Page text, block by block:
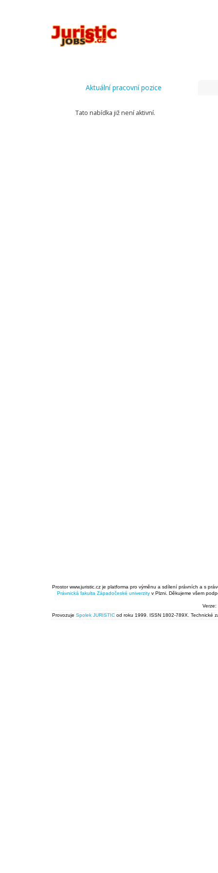
Aktuální pracovní pozice
Tato nabídka již není aktivní.
Prostor www.juristic.cz je platforma pro výměnu a sdílení právních a s
Právnická fakulta Západočeské univerzity v Plzni. Děkujeme všem
Verze:
Provozuje Spolek JURISTIC od roku 1999. ISSN 1802-789X. Technické